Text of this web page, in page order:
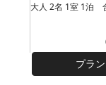
大人 2名 1室 1泊
プラ